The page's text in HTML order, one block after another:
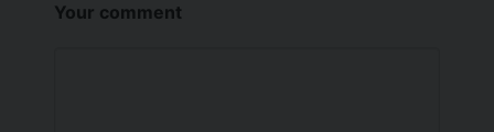
Your comment